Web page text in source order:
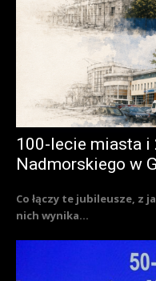
100-lecie miasta i
Nadmorskiego w
Co łączy te jubileusze, z
nich wynika...